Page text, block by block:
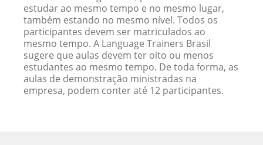
estudar ao mesmo tempo e no mesmo lugar,
também estando no mesmo nível. Todos os
participantes devem ser matriculados ao
mesmo tempo. A Language Trainers Brasil
sugere que aulas devem ter oito ou menos
estudantes ao mesmo tempo. De toda forma, as
aulas de demonstração ministradas na
empresa, podem conter até 12 participantes.